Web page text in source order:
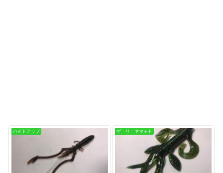
ハイドアップ ゲーリーヤマモト